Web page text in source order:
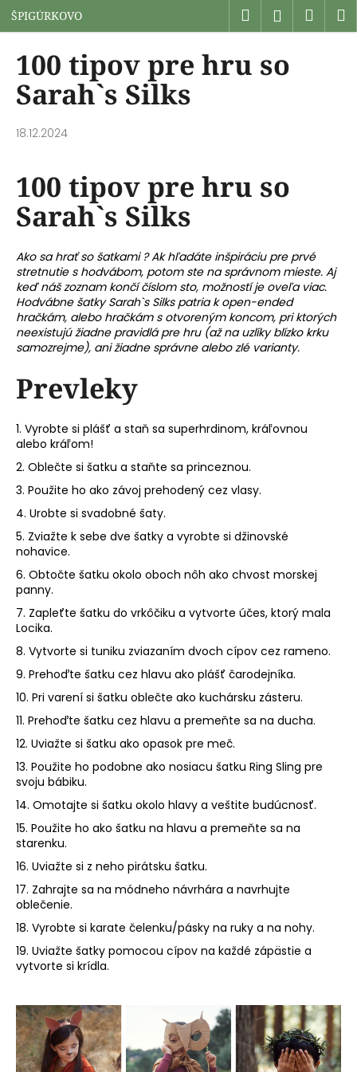
Prejsť
na
obsah
ŠPIGÚRKOVO Hľadať
100 tipov pre hru so
Sarah`s Silks
18.12.2024
100 tipov pre hru so
Sarah`s Silks
Ako sa hrať so šatkami ? Ak hľadáte inšpiráciu pre prvé
stretnutie s hodvábom, potom ste na správnom mieste. Aj
keď náš zoznam končí číslom sto, možností je oveľa viac.
Hodvábne šatky Sarah`s Silks patria k open-ended
hračkám, alebo hračkám s otvoreným koncom, pri ktorých
neexistujú žiadne pravidlá pre hru (až na uzlíky blízko krku
samozrejme), ani žiadne správne alebo zlé varianty.
Prevleky
1. Vyrobte si plášť a staň sa superhrdinom, kráľovnou
alebo kráľom!
2. Oblečte si šatku a staňte sa princeznou.
3. Použite ho ako závoj prehodený cez vlasy.
4. Urobte si svadobné šaty.
5. Zviažte k sebe dve šatky a vyrobte si džinovské
nohavice.
6. Obtočte šatku okolo oboch nôh ako chvost morskej
panny.
7. Zapleťte šatku do vrkôčiku a vytvorte účes, ktorý mala
Locika.
8. Vytvorte si tuniku zviazaním dvoch cípov cez rameno.
9. Prehoďte šatku cez hlavu ako plášť čarodejníka.
10. Pri varení si šatku oblečte ako kuchársku zásteru.
11. Prehoďte šatku cez hlavu a premeňte sa na ducha.
12. Uviažte si šatku ako opasok pre meč.
13. Použite ho podobne ako nosiacu šatku Ring Sling pre
svoju bábiku.
14. Omotajte si šatku okolo hlavy a veštite budúcnosť.
15. Použite ho ako šatku na hlavu a premeňte sa na
starenku.
16. Uviažte si z neho pirátsku šatku.
17. Zahrajte sa na módneho návrhára a navrhujte
oblečenie.
18. Vyrobte si karate čelenku/pásky na ruky a na nohy.
19. Uviažte šatky pomocou cípov na každé zápästie a
vytvorte si krídla.
K
o
Č
o
p
t
r
e
b
u
j
e
t
e
n
á
j
s
ť
?
HĽADAŤ
O
d
p
r
ú
č
a
m
e
ADVANCED
BEAUTY
PACK
93,52